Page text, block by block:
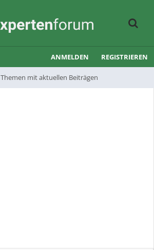
Themen mit aktuellen Beiträgen
ANMELDEN REGISTRIEREN